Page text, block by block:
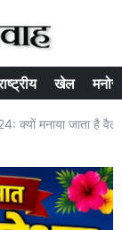
खेल
क्यों मनाया जाता है